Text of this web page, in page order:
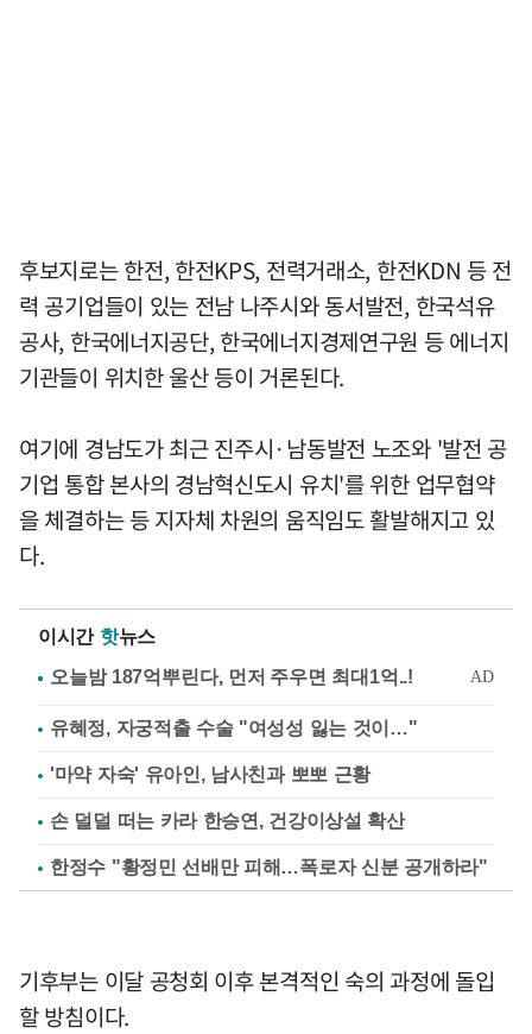
후보지로는 한전, 한전KPS, 전력거래소, 한전KDN 등 전
력 공기업들이 있는 전남 나주시와 동서발전, 한국석유
공사, 한국에너지공단, 한국에너지경제연구원 등 에너지
기관들이 위치한 울산 등이 거론된다.
여기에 경남도가 최근 진주시·남동발전 노조와 '발전 공
기업 통합 본사의 경남혁신도시 유치'를 위한 업무협약
을 체결하는 등 지자체 차원의 움직임도 활발해지고 있
다.
이시간 핫뉴스
유혜정, 자궁적출 수술 "여성성 잃는 것이…"
'마약 자숙' 유아인, 남사친과 뽀뽀 근황
손 덜덜 떠는 카라 한승연, 건강이상설 확산
한정수 "황정민 선배만 피해…폭로자 신분 공개하라"
기후부는 이달 공청회 이후 본격적인 숙의 과정에 돌입
할 방침이다.